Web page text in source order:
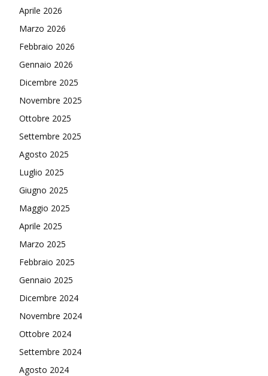
Aprile 2026
Marzo 2026
Febbraio 2026
Gennaio 2026
Dicembre 2025
Novembre 2025
Ottobre 2025
Settembre 2025
Agosto 2025
Luglio 2025
Giugno 2025
Maggio 2025
Aprile 2025
Marzo 2025
Febbraio 2025
Gennaio 2025
Dicembre 2024
Novembre 2024
Ottobre 2024
Settembre 2024
Agosto 2024